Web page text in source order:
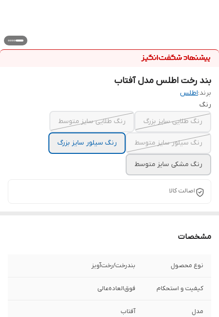
بند رخت اطلس مدل آفتاب
برند:اطلس
رنگ
رنگ طلایی سايز بزرگ
رنگ طلایی سايز متوسط
رنگ سیلور سايز متوسط رنگ سیلور سايز بزرگ
رنگ مشکی سایز متوسط
اصالت کالا
مشخصات
نوع محصول بندرخت‌/‌رخت‌آویز
کیفیت و استحکام فوق‌العاده‌عالی
مدل آفتاب